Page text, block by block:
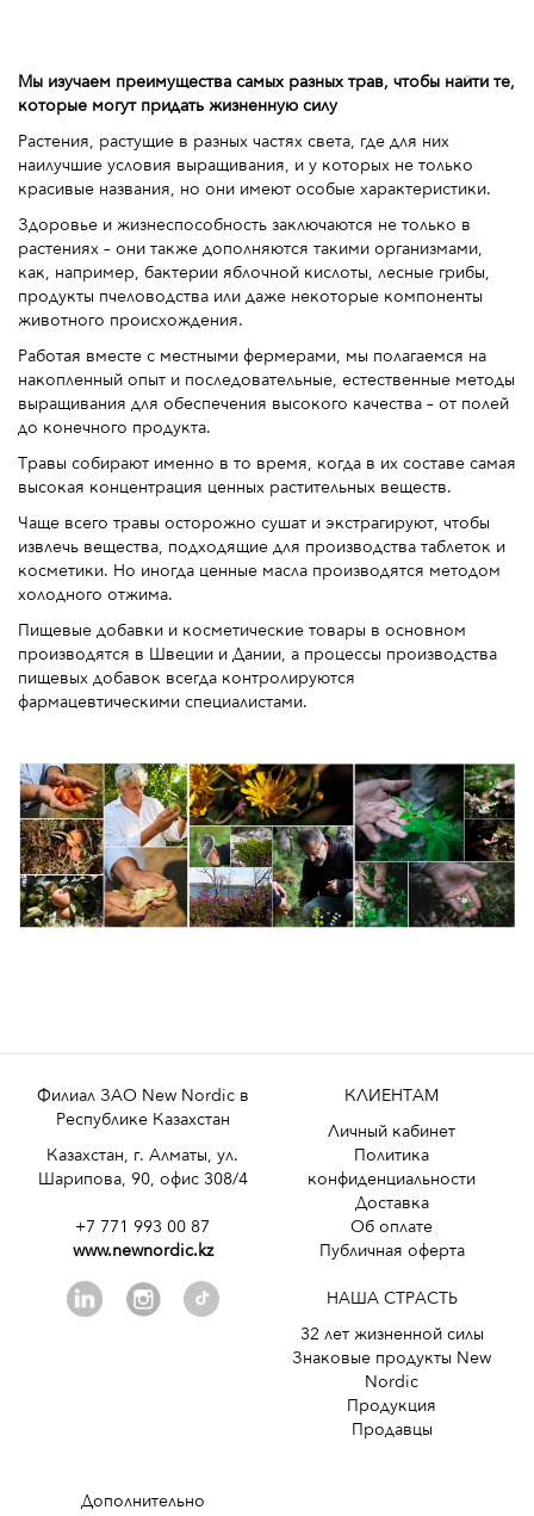
Мы изучаем преимущества самых разных трав, чтобы найти те,
которые могут придать жизненную силу
Растения, растущие в разных частях света, где для них
наилучшие условия выращивания, и у которых не только
красивые названия, но они имеют особые характеристики.
Здоровье и жизнеспособность заключаются не только в
растениях – они также дополняются такими организмами,
как, например, бактерии яблочной кислоты, лесные грибы,
продукты пчеловодства или даже некоторые компоненты
животного происхождения.
Работая вместе с местными фермерами, мы полагаемся на
накопленный опыт и последовательные, естественные методы
выращивания для обеспечения высокого качества – от полей
до конечного продукта.
Травы собирают именно в то время, когда в их составе самая
высокая концентрация ценных растительных веществ.
Чаще всего травы осторожно сушат и экстрагируют, чтобы
извлечь вещества, подходящие для производства таблеток и
косметики. Но иногда ценные масла производятся методом
холодного отжима.
Пищевые добавки и косметические товары в основном
производятся в Швеции и Дании, а процессы производства
пищевых добавок всегда контролируются
фармацевтическими специалистами.
Филиал ЗАО New Nordic в
Республике Казахстан
Казахстан, г. Алматы, ул.
Шарипова, 90, офис 308/4
+7 771 993 00 87
www.newnordic.kz
КЛИЕНТАМ
Личный кабинет
Политика
конфиденциальности
Доставка
Об оплате
Публичная оферта
НАША СТРАСТЬ
32 лет жизненной силы
Знаковые продукты New
Nordic
Продукция
Продавцы
Дополнительно